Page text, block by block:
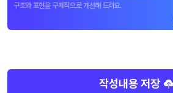
구조와 표현을 구체적으로 개선해 드려요.
작성내용 저장